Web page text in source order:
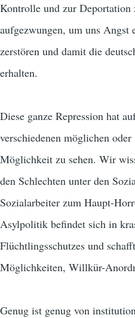
Kontrolle und zur Deportation
aufgezwungen, um uns Angst
zerstören und damit die
erhalten.
Diese ganze Repression hat
verschiedenen möglichen
Möglichkeit zu sehen. Wir
den Schlechten unter den
Sozialarbeiter zum Haupt-
Asylpolitik befindet sich in
Flüchtlingsschutzes und
Möglichkeiten, Willkür-
Genug ist genug von